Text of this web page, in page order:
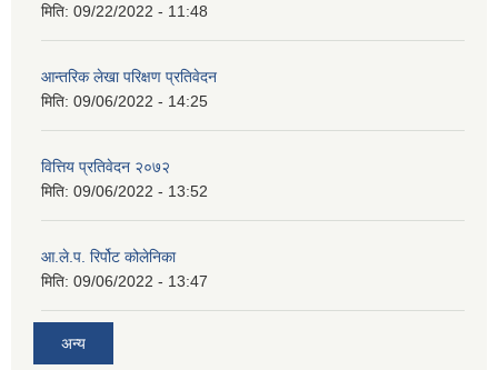
मिति: 09/22/2022 - 11:48
आन्तरिक लेखा परिक्षण प्रतिवेदन
मिति: 09/06/2022 - 14:25
वित्तिय प्रतिवेदन २०७२
मिति: 09/06/2022 - 13:52
आ.ले.प. रिर्पोट कोलेनिका
मिति: 09/06/2022 - 13:47
अन्य